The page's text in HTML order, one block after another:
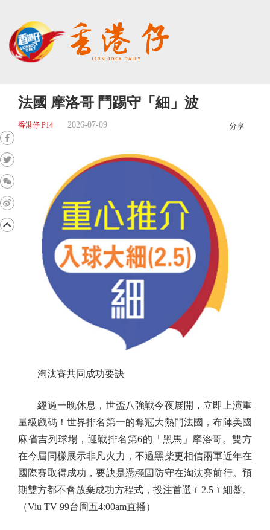
法國 摩洛哥 鬥踢守「細」波
香港仔 P14 2026-07-09 分享
淘汰賽共同成功要訣
經過一晚休息，世盃八強戰今夜展開，立即上演重
量級戲碼！世界排名第一的奪冠大熱門法國，布陣美國
麻省吉列球場，迎戰排名第6的「黑馬」摩洛哥。雙方
在今屆同樣展示非凡火力，不過黑柴更相信兩軍近年在
國際賽取得成功，要訣是憑穩固防守在淘汰賽前行。預
期雙方都不會放棄成功方程式，投注首選﹝2.5﹞細盤。
（Viu TV 99台周五4:00am直播）